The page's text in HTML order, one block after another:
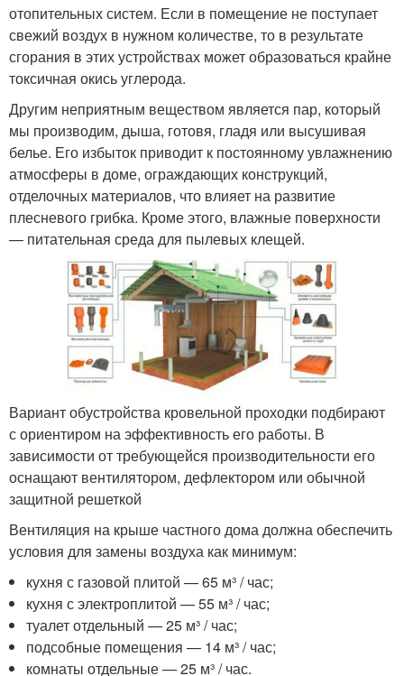
отопительных систем. Если в помещение не поступает
свежий воздух в нужном количестве, то в результате
сгорания в этих устройствах может образоваться крайне
токсичная окись углерода.
Другим неприятным веществом является пар, который
мы производим, дыша, готовя, гладя или высушивая
белье. Его избыток приводит к постоянному увлажнению
атмосферы в доме, ограждающих конструкций,
отделочных материалов, что влияет на развитие
плесневого грибка. Кроме этого, влажные поверхности
— питательная среда для пылевых клещей.
Вариант обустройства кровельной проходки подбирают
с ориентиром на эффективность его работы. В
зависимости от требующейся производительности его
оснащают вентилятором, дефлектором или обычной
защитной решеткой
Вентиляция на крыше частного дома должна обеспечить
условия для замены воздуха как минимум:
кухня с газовой плитой — 65 м³ / час;
кухня с электроплитой — 55 м³ / час;
туалет отдельный — 25 м³ / час;
подсобные помещения — 14 м³ / час;
комнаты отдельные — 25 м³ / час.